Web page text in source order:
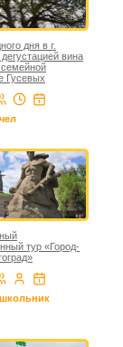
дня в г.
вина
Гусевых
тур «Город-
школьник